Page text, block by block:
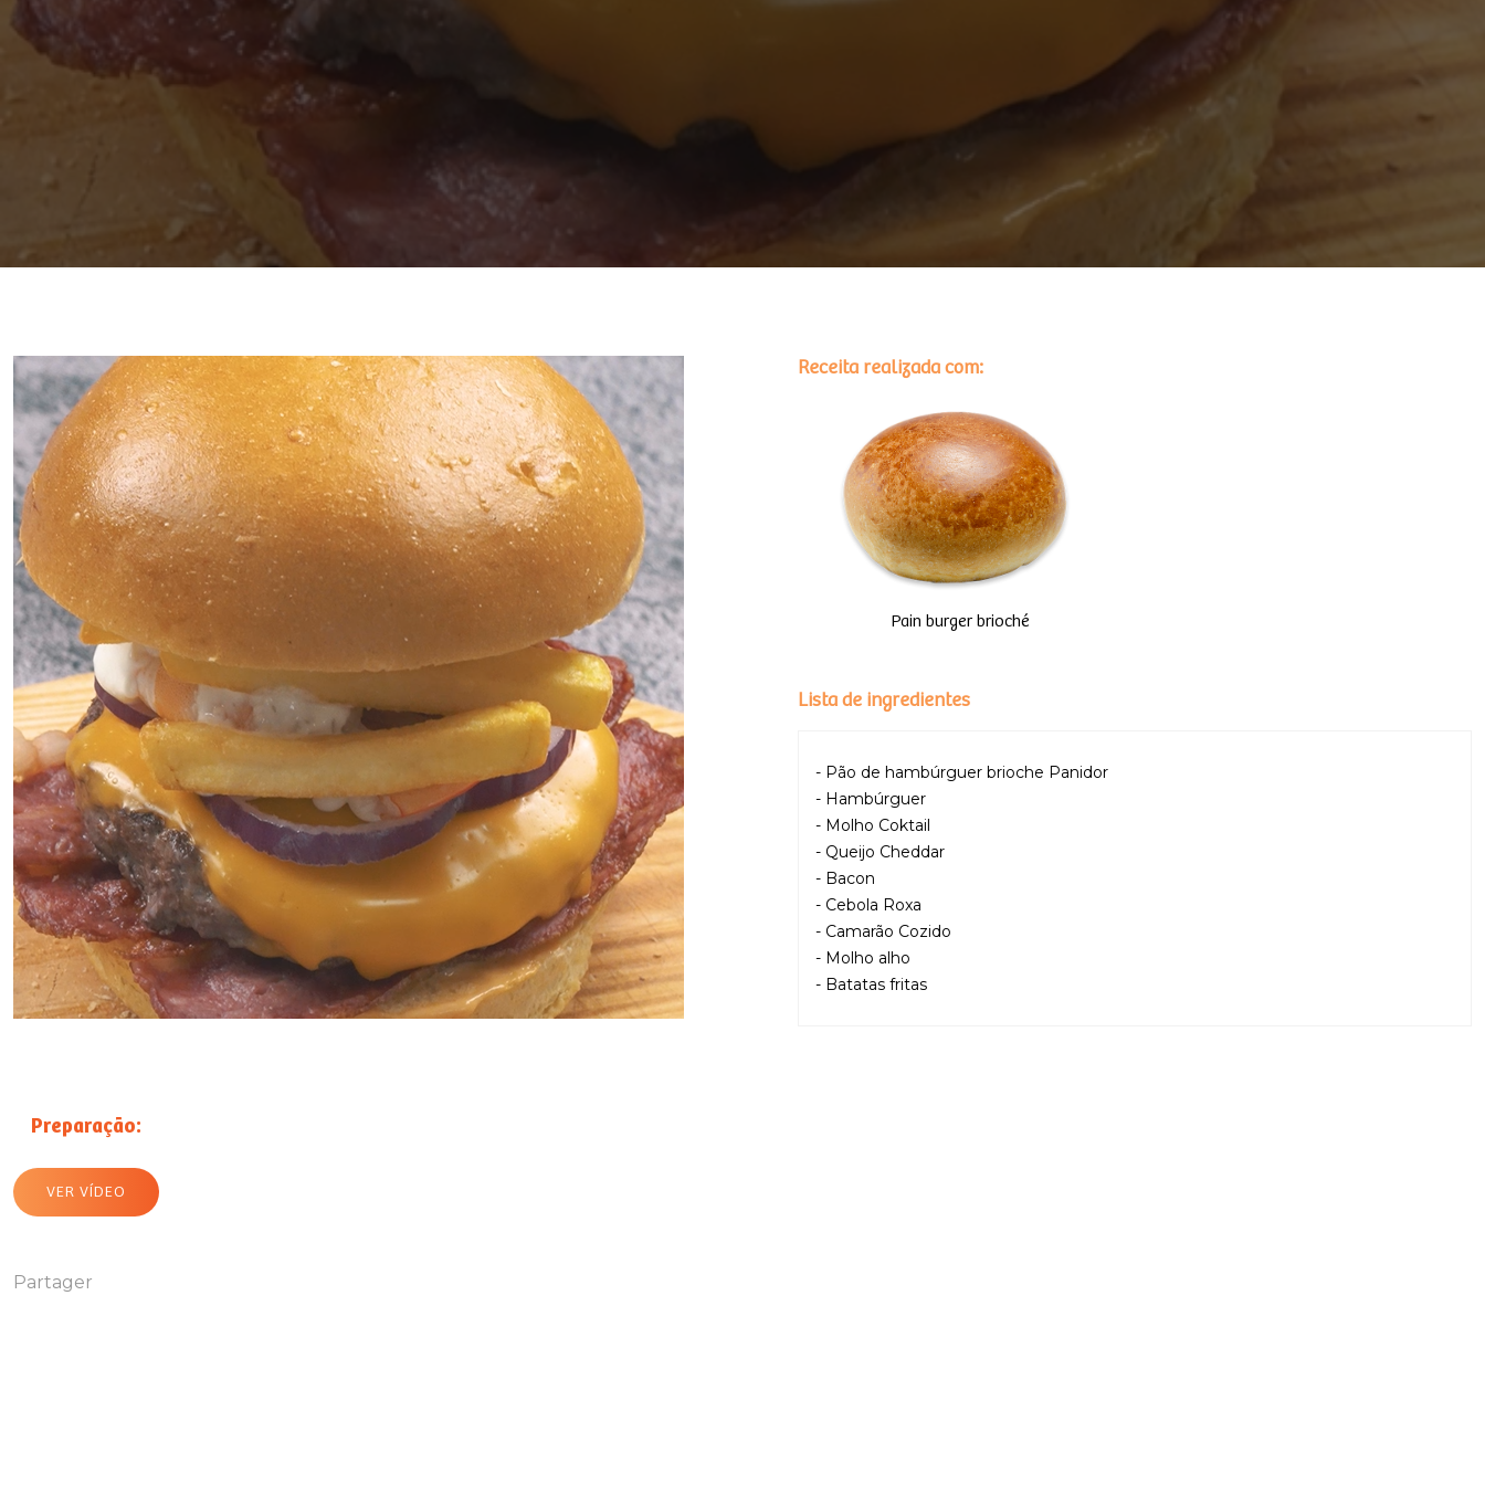
Receita realizada com:
Pain burger brioché
Lista de ingredientes
- Pão de hambúrguer brioche Panidor
- Hambúrguer
- Molho Coktail
- Queijo Cheddar
- Bacon
- Cebola Roxa
- Camarão Cozido
- Molho alho
- Batatas fritas
Preparação:
VER VÍDEO
Partager